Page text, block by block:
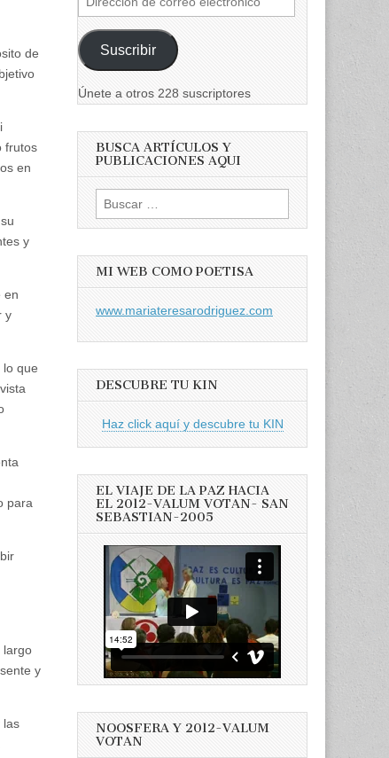
de
frutos
en
y
en
y
que
para
largo
y
las
de
correo
electrónico
Suscribir
Únete a otros 228 suscriptores
BUSCA ARTÍCULOS Y
PUBLICACIONES AQUI
Buscar:
MI WEB COMO POETISA
www.mariateresarodriguez.com
DESCUBRE TU KIN
Haz click aquí y descubre tu KIN
EL VIAJE DE LA PAZ HACIA
EL 2012-VALUM VOTAN- SAN
SEBASTIAN-2005
NOOSFERA Y 2012-VALUM
VOTAN